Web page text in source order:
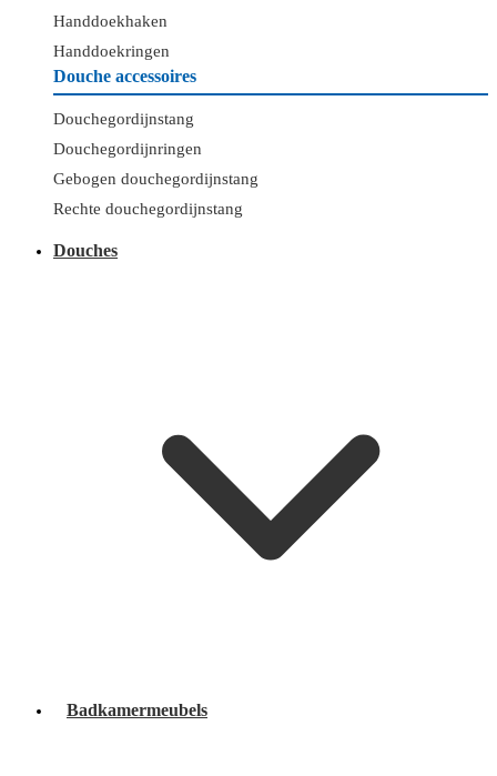
Handdoekhaken
Handdoekringen
Douche accessoires
Douchegordijnstang
Douchegordijnringen
Gebogen douchegordijnstang
Rechte douchegordijnstang
Douches
Badkamermeubels